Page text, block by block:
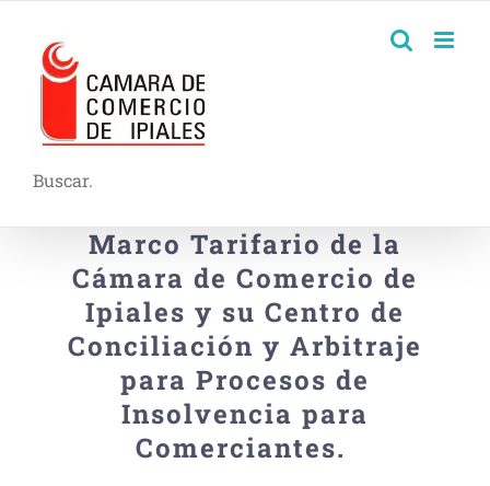
Buscar.
Marco Tarifario de la
Cámara de Comercio de
Ipiales y su Centro de
Conciliación y Arbitraje
para Procesos de
Insolvencia para
Comerciantes.